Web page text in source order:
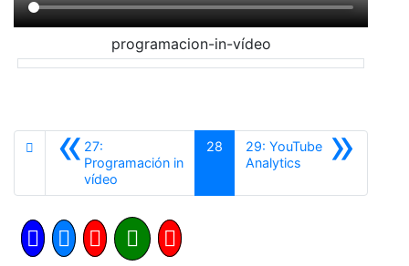
programacion-in-vídeo
«27:
Programación in
vídeo
28 »
29: YouTube
Analytics Siguiente